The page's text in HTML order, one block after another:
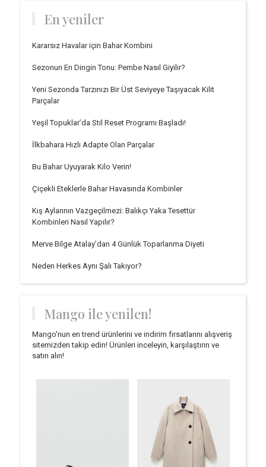
En yeniler
Kararsız Havalar için Bahar Kombini
Sezonun En Dingin Tonu: Pembe Nasıl Giyilir?
Yeni Sezonda Tarzınızı Bir Üst Seviyeye Taşıyacak Kilit
Parçalar
Yeşil Topuklar’da Stil Reset Programı Başladı!
İlkbahara Hızlı Adapte Olan Parçalar
Bu Bahar Uyuyarak Kilo Verin!
Çiçekli Eteklerle Bahar Havasında Kombinler
Kış Aylarının Vazgeçilmezi: Balıkçı Yaka Tesettür
Kombinleri Nasıl Yapılır?
Merve Bilge Atalay’dan 4 Günlük Toparlanma Diyeti
Neden Herkes Aynı Şalı Takıyor?
Mango ile yenilen!
Mango'nun en trend ürünlerini ve indirim fırsatlarını alışveriş
sitemizden takip edin! Ürünleri inceleyin, karşılaştırın ve
satın alın!